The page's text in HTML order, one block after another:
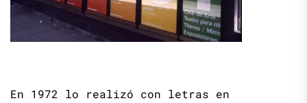
En 1972 lo realizó con letras en